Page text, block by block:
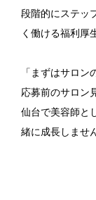
段階的にステッ
く働ける福利厚
「まずはサロン
応募前のサロン
仙台で美容師と
緒に成長しませ